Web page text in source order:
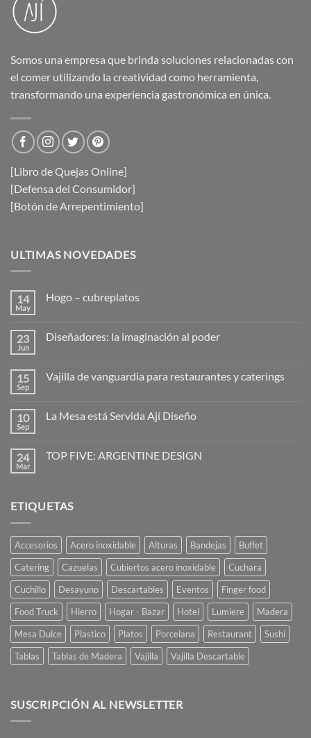
Somos una empresa que brinda soluciones relacionadas con
el comer utilizando la creatividad como herramienta,
transformando una experiencia gastronómica en única.
[Libro de Quejas Online]
[Defensa del Consumidor]
[Botón de Arrepentimiento]
ULTIMAS NOVEDADES
14
May
Hogo – cubreplatos
en
23
Jun
Diseñadores: la imaginación al poder
en
al
poder
15
Sep
Vajilla de vanguardia para restaurantes y caterings
en
para
restaurantes
10
Sep
La Mesa está Servida Ají Diseño
en
Ají
Diseño
24
Mar
TOP FIVE: ARGENTINE DESIGN
TOP
ETIQUETAS
Accesorios Acero inoxidable Alturas Bandejas
Buffet
Catering
Cazuelas Cubiertos acero inoxidable
Cuchara
Cuchillo
Desayuno Descartables Eventos
Finger food
Food Truck
Hierro Hogar - Bazar Hotel Lumiere
Madera
Mesa Dulce
Plastico Platos Porcelana Restaurant
Sushi
Tablas
Tablas de Madera Vajilla Vajilla Descartable
SUSCRIPCIÓN AL NEWSLETTER